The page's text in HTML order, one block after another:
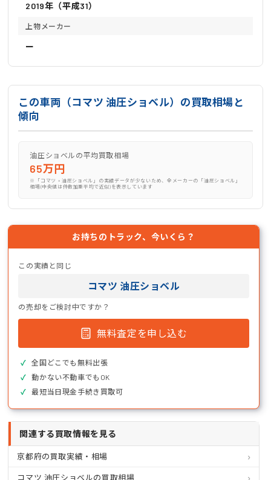
2019年（平成31）
上物メーカー
ー
この車両（コマツ 油圧ショベル）の買取相場と
傾向
油圧ショベルの平均買取相場
65万円
※「コマツ × 油圧ショベル」の実績データが少ないため、全メーカーの「油圧ショベル」
相場(中央値は件数加重平均で近似)を表示しています
お持ちのトラック、今いくら？
この実績と同じ
コマツ 油圧ショベル
の売却をご検討中ですか？
無料査定を申し込む
全国どこでも無料出張
動かない不動車でもOK
最短当日現金手続き買取可
関連する買取情報を見る
京都府の買取実績・相場
コマツ 油圧ショベルの買取相場